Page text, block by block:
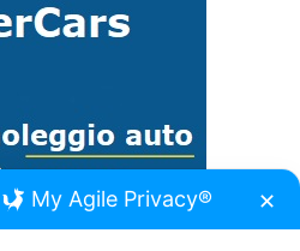
My Agile Privacy® ✕